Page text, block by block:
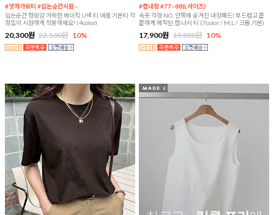
#앗차가워티 #입는순간시원~
입는순간 청량감 가득한 베이직 U넥 티 여름 기본티 걱
정없이 시원하게 착용하세요! (4color)
20,300원 22,500원 10%
#캡내장 #77~88(L사이즈)
속옷 걱정 NO, 안쪽에 숨겨진 내장패드! 부드럽고 쫀
쫀하게 제작된 캡 나시 티 (7color / M,L / 크롭,기본)
17,900원 19,800원 10%